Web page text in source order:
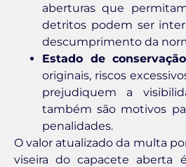
aberturas que
detritos podem ser
descumprimento da
Estado de
originais, riscos
prejudiquem a
também são motivos
penalidades.
O valor atualizado da multa
viseira do capacete aberta